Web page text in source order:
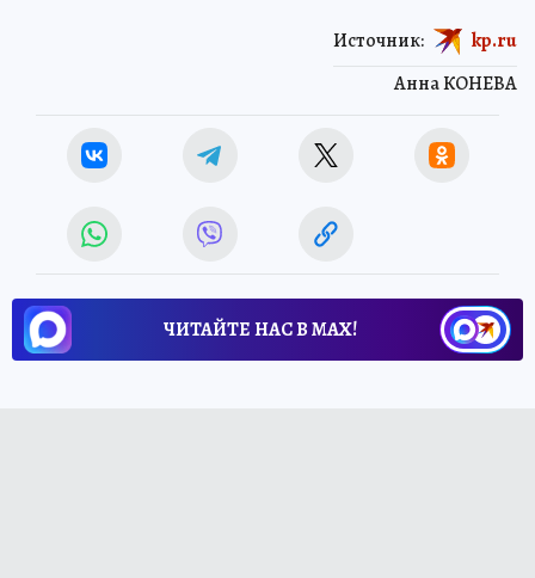
Анна КОНЕВА
Источник: kp.ru
ЧИТАЙТЕ НАС В МАХ!